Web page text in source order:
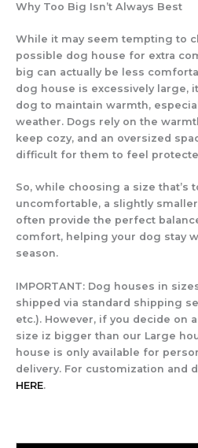
Why Too Big Isn’t Always Best
While it may seem tempting to
possible dog house for extra
big can actually be less
dog house is excessively large,
dog to maintain warmth,
weather. Dogs rely on the
keep cozy, and an oversized
difficult for them to feel
So, while choosing a size that’s
uncomfortable, a slightly
often provide the perfect
comfort, helping your dog stay
season.
IMPORTANT: Dog houses in
shipped via standard shipping
etc.). However, if you decide on
size iz bigger than our Large
house is only available for
delivery. For customization and
HERE.